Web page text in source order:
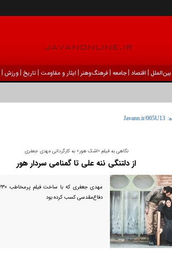
بين‌الملل | اقتصاد |جامعه |فرهنگ‌و‌هنر | ایثار و مقاومت |تاریخ |ورزش |
فعالی داشت و خیلی راحت به شوق می‌آمد
نگاهی به فیلم «اشک هور» به کارگردانی مهدی جعفری
از دلتنگی ننه علی تا گمنامی سردار هور
دفاع‌مقدسی کسب کرده بود